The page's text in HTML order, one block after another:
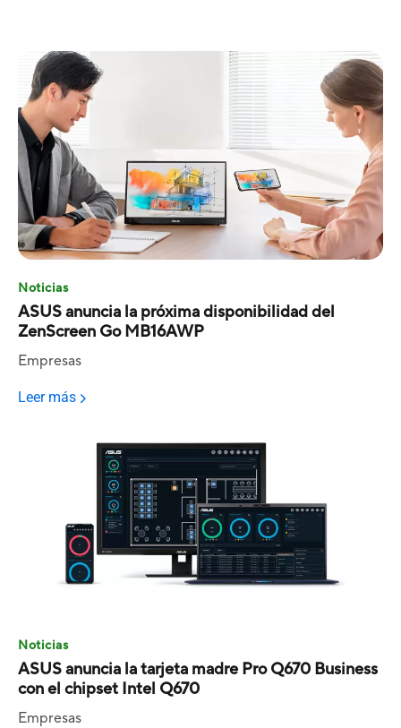
Noticias
ASUS anuncia la próxima disponibilidad del
ZenScreen Go MB16AWP
Empresas
Leer más
Noticias
ASUS anuncia la tarjeta madre Pro Q670 Business
con el chipset Intel Q670
Empresas